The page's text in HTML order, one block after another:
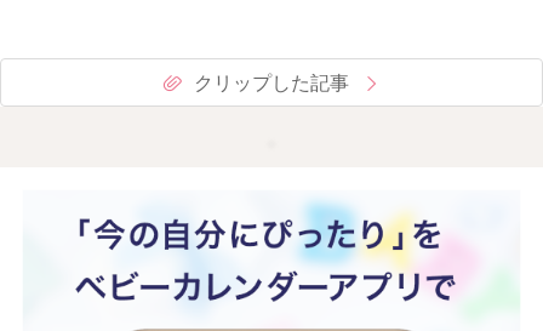
クリップした記事